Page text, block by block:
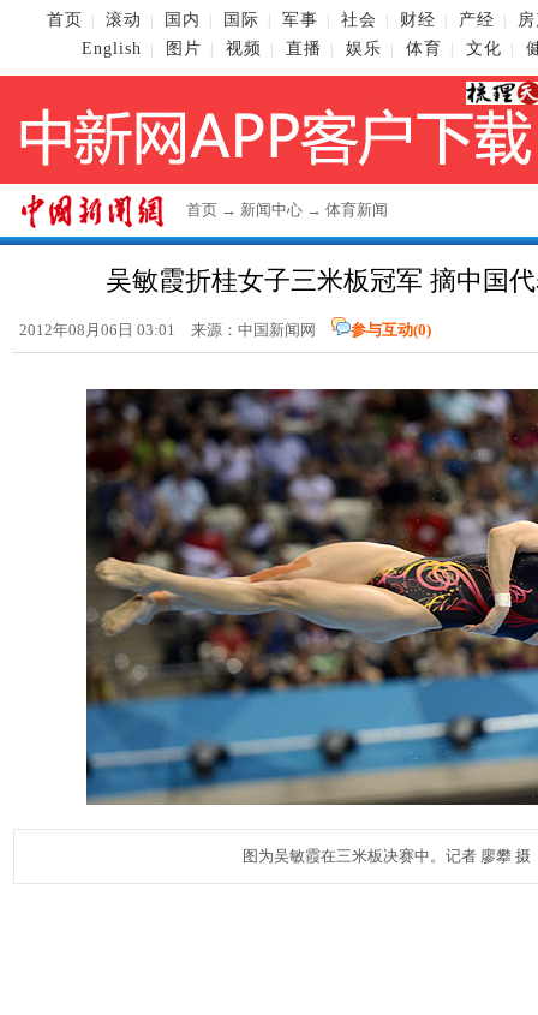
首页 滚动 国内 国际 军事 社会 财经 产经
English
图片 视频 直播 娱乐 体育 文化
首页 → 新闻中心 → 体育新闻
吴敏霞折桂女子三米板冠军 摘中国
2012年08月06日 03:01 来源： 中国新闻网 参与互动(0)
图为吴敏霞在三米板决赛中。记者 廖攀 摄